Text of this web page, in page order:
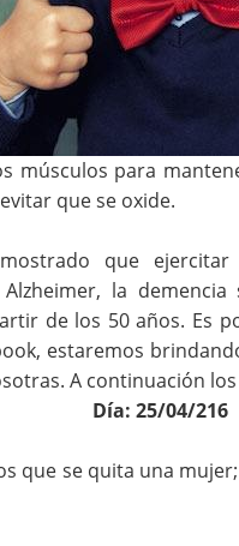
músculos para
que se oxide.
que
la
de los 50 años. Es
estaremos
A continuación
Día: 25/04/216
que se quita una